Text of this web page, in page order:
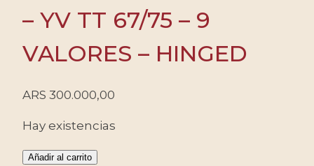
– YV TT 67/75 – 9
VALORES – HINGED
ARS 300.000,00
Hay existencias
YUGOSLAVIA/SELLOS,
Añadir al carrito